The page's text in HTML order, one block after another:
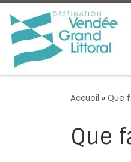
Passer au contenu
Accueil » Que
Que